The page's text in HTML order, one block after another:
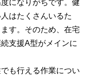
になりがちです。健
はたくさんいるた
す。そのため、在宅
支援A型がメインに
も行える作業につい